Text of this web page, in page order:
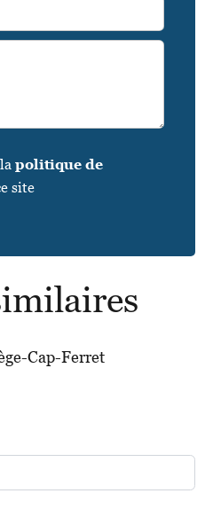
politique de
site
Cap-Ferret